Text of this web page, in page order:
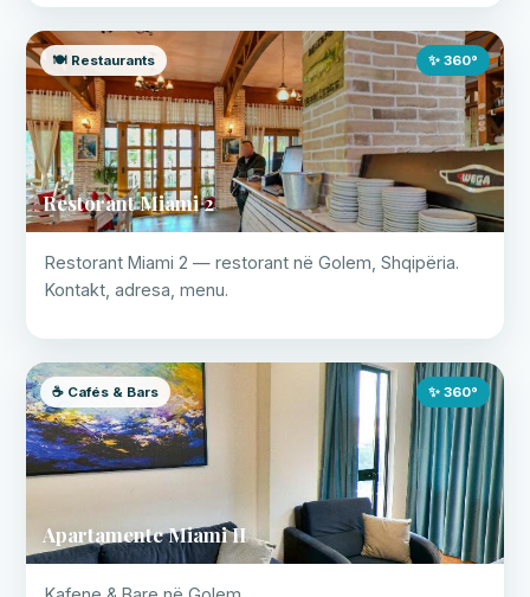
🍽️ Restaurants ✨ 360°
Restorant Miami 2
Restorant Miami 2 — restorant në Golem, Shqipëria.
Kontakt, adresa, menu.
☕ Cafés & Bars ✨ 360°
Apartamente Miami II